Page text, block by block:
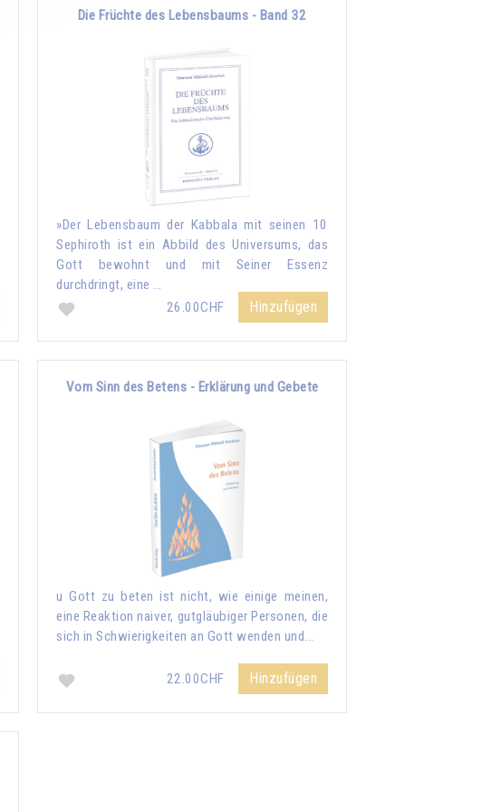
Die Früchte des Lebensbaums - Band 32
»Der Lebensbaum der Kabbala mit seinen 10
Sephiroth ist ein Abbild des Universums, das
Gott bewohnt und mit Seiner Essenz
durchdringt, eine …
26.00CHF
Hinzufügen
Vom Sinn des Betens - Erklärung und Gebete
u Gott zu beten ist nicht, wie einige meinen,
eine Reaktion naiver, gutgläubiger Personen, die
sich in Schwierigkeiten an Gott wenden und...
22.00CHF Hinzufügen